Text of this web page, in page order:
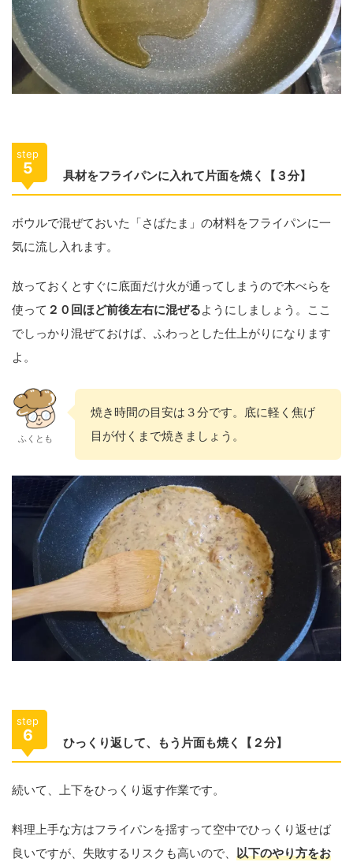
step
5 具材をフライパンに入れて片面を焼く【３分】
ボウルで混ぜておいた「さばたま」の材料をフライパンに一
気に流し入れます。
放っておくとすぐに底面だけ火が通ってしまうので木べらを
使って ２０回ほど前後左右に混ぜるようにしましょう。ここ
でしっかり混ぜておけば、ふわっとした仕上がりになります
よ。
ふくとも
焼き時間の目安は３分です。底に軽く焦げ
目が付くまで焼きましょう。
step
6 ひっくり返して、もう片面も焼く【２分】
続いて、上下をひっくり返す作業です。
料理上手な方はフライパンを揺すって空中でひっくり返せば
良いですが、失敗するリスクも高いので、 以下のやり方をお